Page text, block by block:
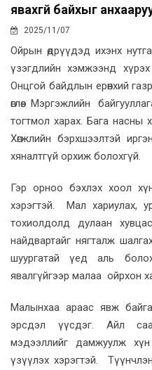
явахгүй байхыг
2025/11/07
Ойрын өдрүүдэд ихэнх
үзэгдлийн хэмжээнд
Онцгой байдлын ерөнхий
өглөө. Мэргэжлийн
тогтмол харах. Бага насны
Хөгжлийн бэрхшээлтэй
хяналтгүй орхиж болохгүй.
Гэр орноо бэхлэх хоол
хэрэгтэй. Мал хариулах,
тохиолдолд дулаан
найдвартайг нягталж
шуургатай үед аль
явалгүйгээр малаа ойрхон
Малынхаа араас явж
эрсдэл үүсдэг. Айл
мэдээллийг дамжуулж хүн
үзүүлэх хэрэгтэй.